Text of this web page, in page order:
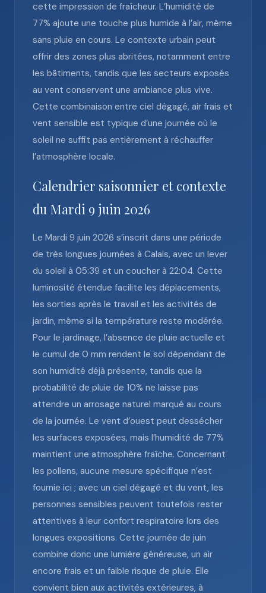
cette impression de fraîcheur. L’humidité de
77% ajoute une touche plus humide à l’air, même
sans pluie en cours. Le contexte urbain peut
offrir des zones plus abritées, notamment entre
les bâtiments, tandis que les secteurs exposés
au vent conservent une ambiance plus vive.
Cette combinaison entre ciel dégagé, air frais et
vent sensible est typique d’une journée où le
soleil ne suffit pas entièrement à réchauffer
l’atmosphère locale.
Calendrier saisonnier et contexte
du Mardi 9 juin 2026
Le Mardi 9 juin 2026 s’inscrit dans une période
de très longues journées à Calais, avec un lever
du soleil à 05:39 et un coucher à 22:04. Cette
luminosité étendue facilite les déplacements,
les sorties après le travail et les activités de
jardin, même si la température reste modérée.
Pour le jardinage, l’absence de pluie actuelle et
le cumul de 0 mm rendent le sol dépendant de
son humidité déjà présente, tandis que la
probabilité de pluie de 10% ne laisse pas
attendre un arrosage naturel marqué au cours
de la journée. Le vent d’ouest peut dessécher
les surfaces exposées, mais l’humidité de 77%
maintient une atmosphère fraîche. Concernant
les pollens, aucune mesure spécifique n’est
fournie ici ; avec un ciel dégagé et du vent, les
personnes sensibles peuvent toutefois rester
attentives à leur confort respiratoire lors des
longues expositions. Cette journée de juin
combine donc une lumière généreuse, un air
encore frais et un faible risque de pluie. Elle
convient bien aux activités extérieures, à